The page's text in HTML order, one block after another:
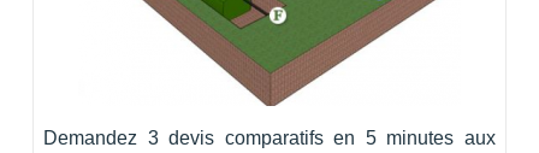
Demandez 3 devis comparatifs en 5 minutes aux